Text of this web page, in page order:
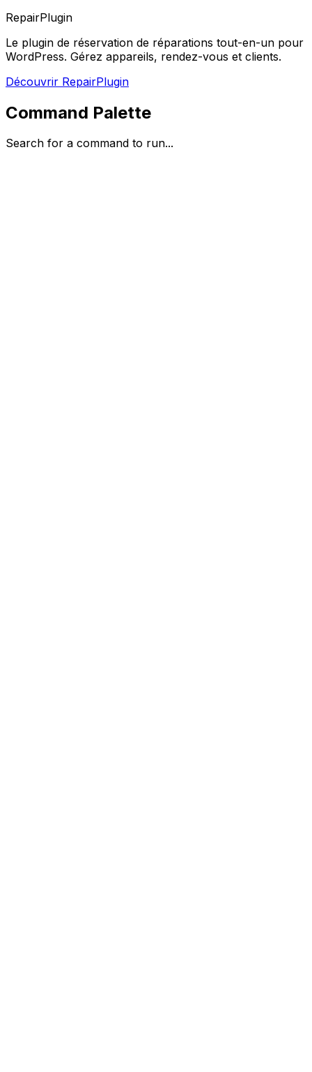
RepairPlugin
Le plugin de réservation de réparations tout-en-un pour
WordPress. Gérez appareils, rendez-vous et clients.
Découvrir RepairPlugin
Command Palette
Search for a command to run...